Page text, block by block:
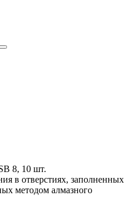
8, 10 шт.
в отверстиях, заполненных
методом алмазного